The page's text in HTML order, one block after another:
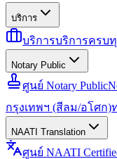
บริการ
บริการบริการครบ
Notary Public
ศูนย์ Notary Public
กรุงเทพฯ (สีลม/อโศก)
NAATI Translation
ศูนย์ NAATI